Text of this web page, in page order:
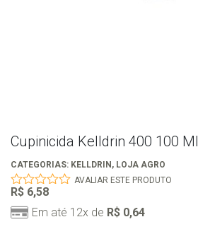
Cupinicida Kelldrin 400 100 Ml
CATEGORIAS: KELLDRIN , LOJA AGRO
0
out
of
AVALIAR ESTE PRODUTO
R$ 6,58
Em até 12x de R$ 0,64